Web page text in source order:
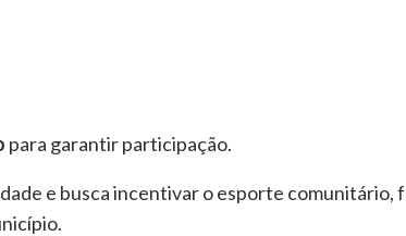
para garantir participação.
e busca incentivar o esporte